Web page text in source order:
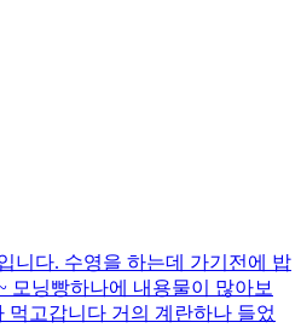
니다. 수영을 하는데 가기전에 밥
모닝빵하나에 내용물이 많아보
먹고갑니다 거의 계란하나 들었